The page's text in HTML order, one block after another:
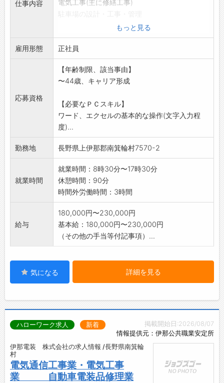
仕事内容
電気工事(主に修繕工事)
無線機設備の設置・点検・修理
ほか電気・電気通信に関わる事業
ジェネレーター・スターター・カーエアコン等
の自動車電装品修理
カーナビ・ドラレコ・バッテリー等の販売・取
付
《応募へのワンポイント》
*未経験者歓迎*
もっと見る
雇用形態 正社員
応募資格
【年齢制限、該当事由】
〜44歳、キャリア形成
【必要なＰＣスキル】
ワード、エクセルの基本的な操作(文字入力程
度)...
勤務地 長野県上伊那郡南箕輪村7570-2
就業時間
就業時間：8時30分〜17時30分
休憩時間：90分
時間外労働時間：3時間
給与
180,000円〜230,000円
基本給：180,000円〜230,000円
（その他の手当等付記事項）...
気になる 詳細を見る
掲載開始日:2026/08/07
情報提供元：伊那公共職業安定所
ハローワーク求人 新着
伊那電装 株式会社の求人情報 /長野県南箕輪
村
電気通信工事業・電気工事
業 自動車電装品修理業